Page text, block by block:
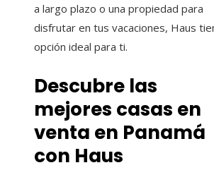
a largo plazo o una propiedad para
disfrutar en tus vacaciones, Haus
opción ideal para ti.
Descubre las
mejores casas en
venta en Panamá
con Haus